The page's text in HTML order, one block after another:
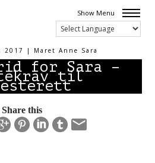
Show Menu
2017 | Maret Anne Sara
for Sara –
til
Share this